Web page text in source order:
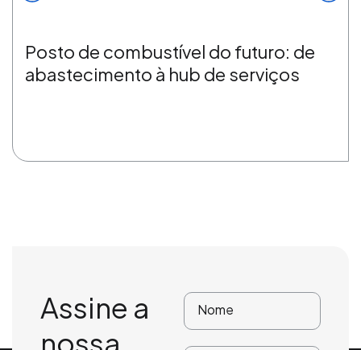
Posto de combustível do futuro: de
abastecimento à hub de serviços
Assine a
nossa